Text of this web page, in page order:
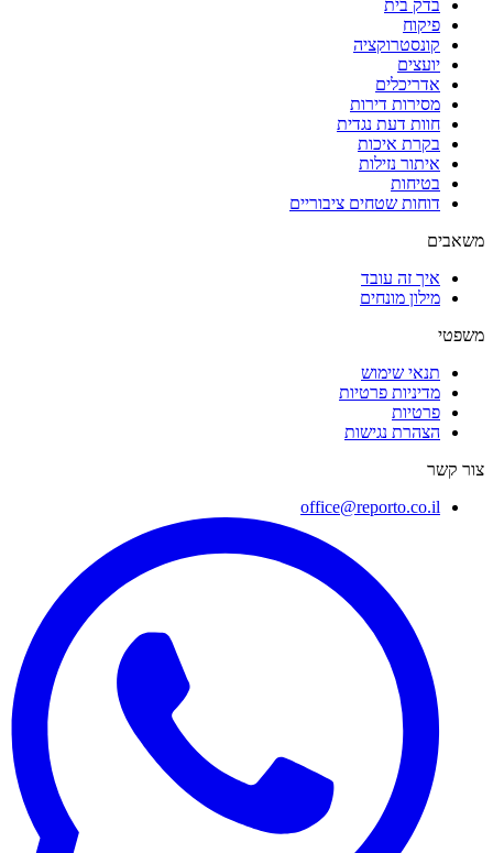
בדק בית
פיקוח
קונסטרוקציה
יועצים
אדריכלים
מסירות דירות
חוות דעת נגדית
בקרת איכות
איתור נזילות
בטיחות
דוחות שטחים ציבוריים
משאבים
איך זה עובד
מילון מונחים
משפטי
תנאי שימוש
מדיניות פרטיות
פרטיות
הצהרת נגישות
צור קשר
office@reporto.co.il